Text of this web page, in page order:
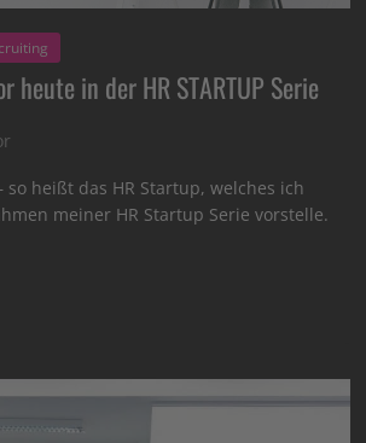
heute in der HR STARTUP Serie
so heißt das HR Startup, welches ich
meiner HR Startup Serie vorstelle.